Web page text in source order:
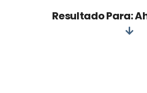
Resultado Para: